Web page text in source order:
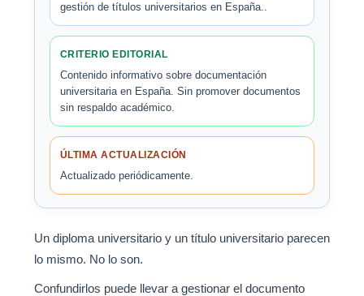
gestión de títulos universitarios en España..
CRITERIO EDITORIAL
Contenido informativo sobre documentación
universitaria en España. Sin promover documentos
sin respaldo académico.
ÚLTIMA ACTUALIZACIÓN
Actualizado periódicamente.
Un diploma universitario y un título universitario parecen
lo mismo. No lo son.
Confundirlos puede llevar a gestionar el documento